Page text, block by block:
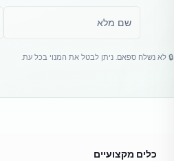
🔒 לא נשלח ספאם. ניתן לבטל את המנוי בכל עת.
כלים מקצועיים